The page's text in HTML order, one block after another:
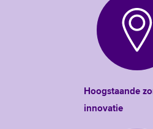
Hoogstaande
innovatie